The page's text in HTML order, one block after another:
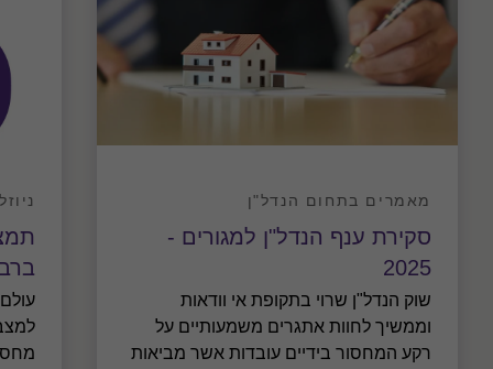
סקירת ענף הנדל"ן למגורים -
2025
מאמרים בתחום הנדל"ן
שוק הנדל"ן שרוי בתקופת אי וודאות
וממשיך לחוות אתגרים משמעותיים על
רקע המחסור בידיים עובדות אשר מביאות